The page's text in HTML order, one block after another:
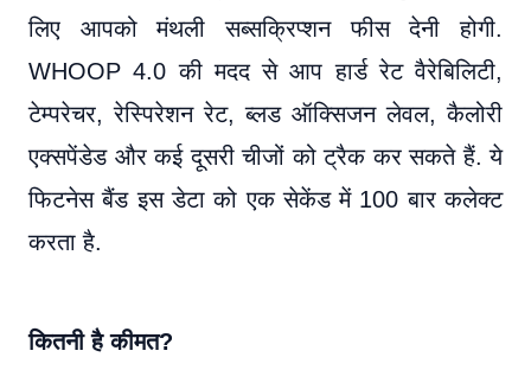
लिए आपको मंथली सब्सक्रिप्शन फीस देनी होगी.
WHOOP 4.0 की मदद से आप हार्ड रेट वैरेबिलिटी,
टेम्परेचर, रेस्पिरेशन रेट, ब्लड ऑक्सिजन लेवल, कैलोरी
एक्सपेंडेड और कई दूसरी चीजों को ट्रैक कर सकते हैं. ये
फिटनेस बैंड इस डेटा को एक सेकेंड में 100 बार कलेक्ट
करता है.
कितनी है कीमत?